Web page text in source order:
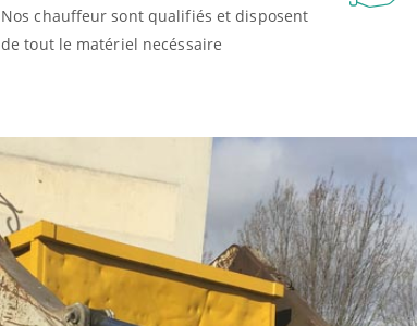
Nos chauffeur sont qualifiés et disposent
de tout le matériel necéssaire